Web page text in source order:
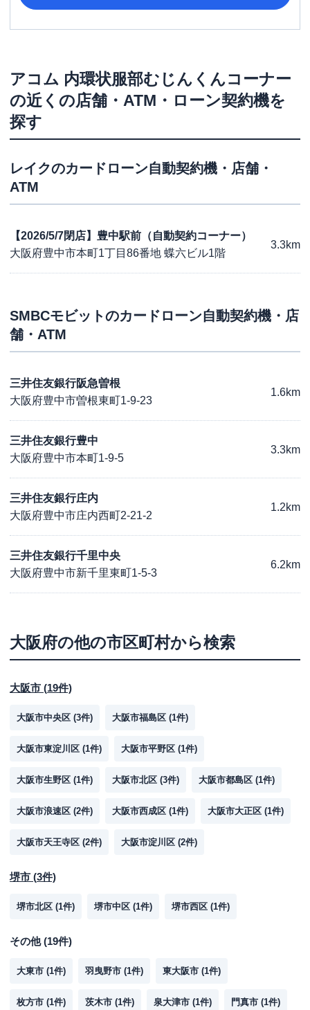
アコム 内環状服部むじんくんコーナー
の近くの店舗・ATM・ローン契約機を
探す
レイクのカードローン自動契約機・店舗・
ATM
【2026/5/7閉店】豊中駅前（自動契約コーナー）
大阪府豊中市本町1丁目86番地 蝶六ビル1階
3.3km
SMBCモビットのカードローン自動契約機・店
舗・ATM
三井住友銀行阪急曽根
大阪府豊中市曽根東町1-9-23
1.6km
三井住友銀行豊中
大阪府豊中市本町1-9-5
3.3km
三井住友銀行庄内
大阪府豊中市庄内西町2-21-2
1.2km
三井住友銀行千里中央
大阪府豊中市新千里東町1-5-3
6.2km
大阪府の他の市区町村から検索
大阪市 (19件)
大阪市中央区 (3件) 大阪市福島区 (1件)
大阪市東淀川区 (1件) 大阪市平野区 (1件)
大阪市生野区 (1件) 大阪市北区 (3件) 大阪市都島区 (1件)
大阪市浪速区 (2件) 大阪市西成区 (1件) 大阪市大正区 (1件)
大阪市天王寺区 (2件) 大阪市淀川区 (2件)
堺市 (3件)
堺市北区 (1件) 堺市中区 (1件) 堺市西区 (1件)
その他(19件)
大東市 (1件) 羽曳野市 (1件) 東大阪市 (1件)
枚方市 (1件) 茨木市 (1件) 泉大津市 (1件) 門真市 (1件)